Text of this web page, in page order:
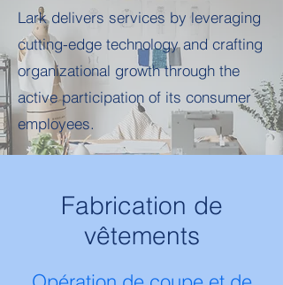
Lark delivers services by leveraging
cutting-edge technology and crafting
organizational growth through the
active participation of its consumer
employees.
Fabrication de
vêtements